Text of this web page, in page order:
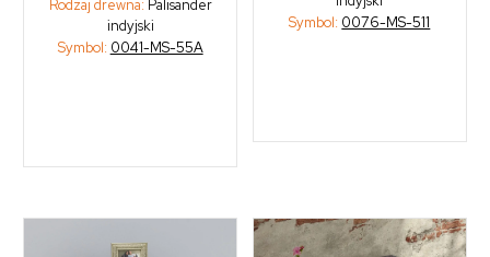
Rodzaj drewna: Palisander
indyjski
Symbol: 0041-MS-55A
Symbol: 0076-MS-511